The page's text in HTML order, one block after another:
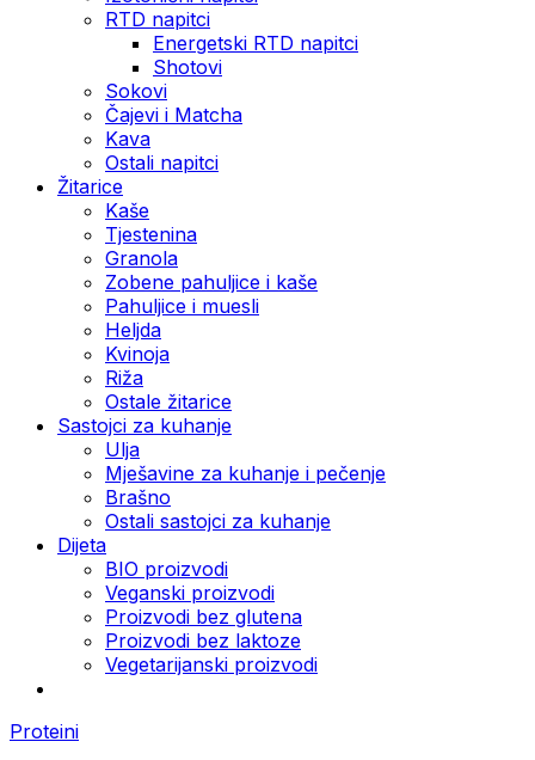
RTD napitci
Energetski RTD napitci
Shotovi
Sokovi
Čajevi i Matcha
Kava
Ostali napitci
Žitarice
Kaše
Tjestenina
Granola
Zobene pahuljice i kaše
Pahuljice i muesli
Heljda
Kvinoja
Riža
Ostale žitarice
Sastojci za kuhanje
Ulja
Mješavine za kuhanje i pečenje
Brašno
Ostali sastojci za kuhanje
Dijeta
BIO proizvodi
Veganski proizvodi
Proizvodi bez glutena
Proizvodi bez laktoze
Vegetarijanski proizvodi
Proteini